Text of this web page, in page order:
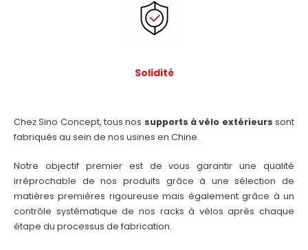
Solidité
Chez Sino Concept, tous nos supports à vélo extérieurs sont
fabriqués au sein de nos usines en Chine.
Notre objectif premier est de vous garantir une qualité
irréprochable de nos produits grâce à une sélection de
matières premières rigoureuse mais également grâce à un
contrôle systématique de nos racks à vélos après chaque
étape du processus de fabrication.